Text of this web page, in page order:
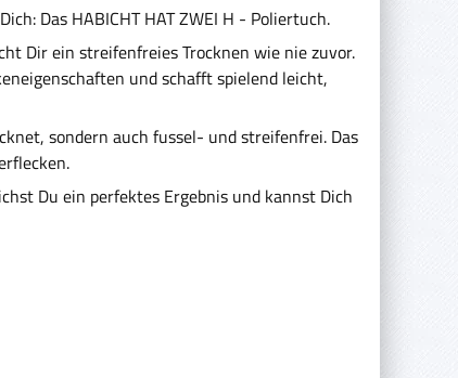
Das HABICHT HAT ZWEI H - Poliertuch.
Dir ein streifenfreies Trocknen wie nie zuvor.
und schafft spielend leicht,
sondern auch fussel- und streifenfrei. Das
Du ein perfektes Ergebnis und kannst Dich